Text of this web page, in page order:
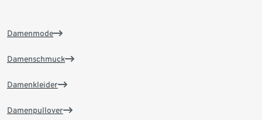
Damenmode
Damenschmuck
Damenkleider
Damenpullover